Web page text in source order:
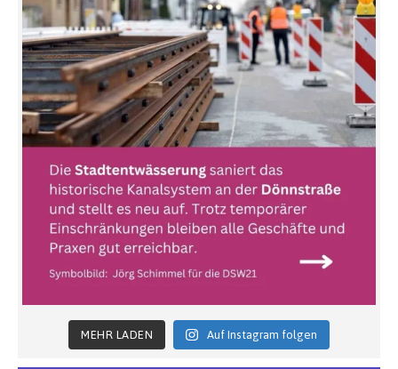
MEHR LADEN Auf Instagram folgen